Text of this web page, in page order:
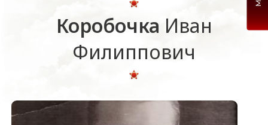
Коробочка Иван
Филиппович